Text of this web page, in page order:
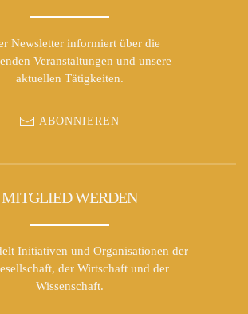
Newsletter informiert über die
Veranstaltungen und unsere
aktuellen Tätigkeiten.
ABONNIEREN
MITGLIED WERDEN
Initiativen und Organisationen der
der Wirtschaft und der
Wissenschaft.